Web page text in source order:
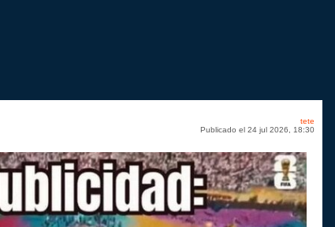
tete
Publicado el 24 jul 2026, 18:30